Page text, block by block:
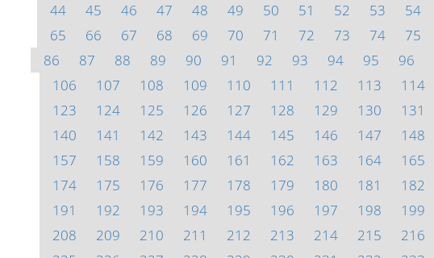
44
45 46 47 48 49 50 51 52 53 54
65
66 67 68 69 70 71 72 73 74 75
86
87 88 89 90 91 92 93 94 95 96
106
107 108 109 110 111 112 113 114
123
124 125 126 127 128 129 130 131
140
141 142 143 144 145 146 147 148
157
158 159 160 161 162 163 164 165
174
175 176 177 178 179 180 181 182
191
192 193 194 195 196 197 198 199
208
209 210 211 212 213 214 215 216